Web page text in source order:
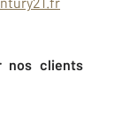
nos clients